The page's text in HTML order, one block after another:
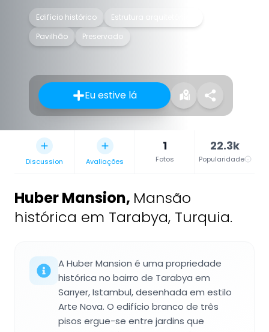
Edifício histórico
Estrutura arquitetónica
Pavilhão
Preservado
Eu estive lá
Discussion Avaliações
1
Fotos
22.3k
Popularidade
Huber Mansion, Mansão
histórica em Tarabya, Turquia.
A Huber Mansion é uma propriedade
histórica no bairro de Tarabya em
Sarıyer, Istambul, desenhada em estilo
Arte Nova. O edifício branco de três
pisos ergue-se entre jardins que